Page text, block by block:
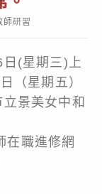
師研習
(星期三)上
（星期五）
景美女中和
在職進修網